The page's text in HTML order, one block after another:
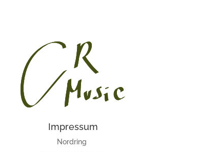
Impressum
Nordring